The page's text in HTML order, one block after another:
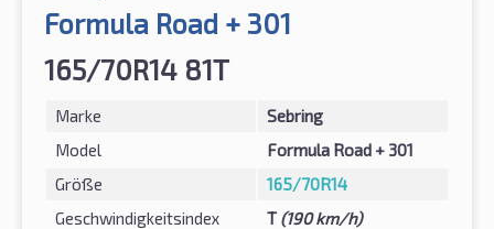
Formula Road + 301
165/70R14 81T
Marke
Sebring
Model
Formula Road + 301
Größe
165/70R14
Geschwindigkeitsindex
T (190 km/h)